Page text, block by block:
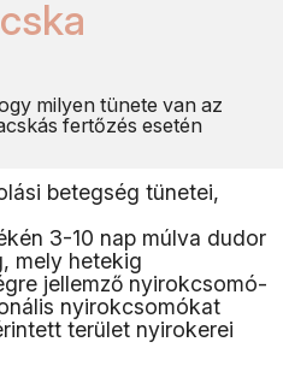
milyen tünete van az
fertőzés esetén
betegség tünetei,
3-10 nap múlva dudor
mely hetekig
jellemző nyirokcsomó-
nyirokcsomókat
terület nyirokerei